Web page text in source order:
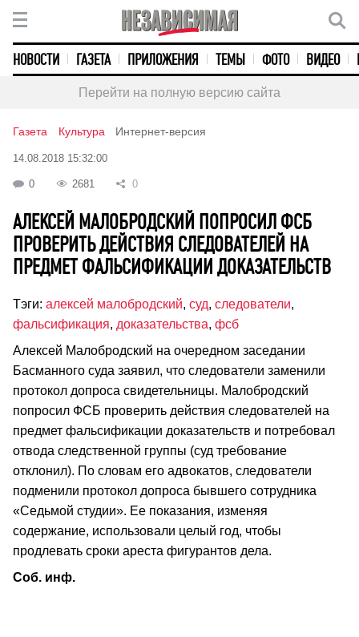
НОВОСТИ ГАЗЕТА ПРИЛОЖЕНИЯ ТЕМЫ ФОТО ВИДЕО
Перейти на полную версию сайта
Газета Культура Интернет-версия
14.08.2018 15:32:00
0 2681 0
АЛЕКСЕЙ МАЛОБРОДСКИЙ ПОПРОСИЛ ФСБ
ПРОВЕРИТЬ ДЕЙСТВИЯ СЛЕДОВАТЕЛЕЙ НА
ПРЕДМЕТ ФАЛЬСИФИКАЦИИ ДОКАЗАТЕЛЬСТВ
Тэги: алексей малобродский, суд, следователи,
фальсификация, доказательства, фсб
Алексей Малобродский на очередном заседании
Басманного суда заявил, что следователи заменили
протокол допроса свидетельницы. Малобродский
попросил ФСБ проверить действия следователей на
предмет фальсификации доказательств и потребовал
отвода следственной группы (суд требование
отклонил). По словам его адвокатов, следователи
подменили протокол допроса бывшего сотрудника
«Седьмой студии». Ее показания, изменяя
содержание, использовали целый год, чтобы
продлевать сроки ареста фигурантов дела.
Соб. инф.